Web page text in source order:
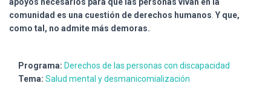
comunidad es una cuestión de derechos humanos Y que,
como tal, no admite más demoras.
Programa: Derechos de las personas con discapacidad
Tema: Salud mental y desmanicomialización